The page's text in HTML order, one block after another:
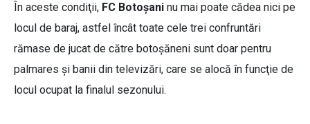
În aceste condiţii, FC Botoşani nu mai poate cădea nici pe
locul de baraj, astfel încât toate cele trei confruntări
rămase de jucat de către botoşăneni sunt doar pentru
palmares şi banii din televizări, care se alocă în funcţie de
locul ocupat la finalul sezonului.